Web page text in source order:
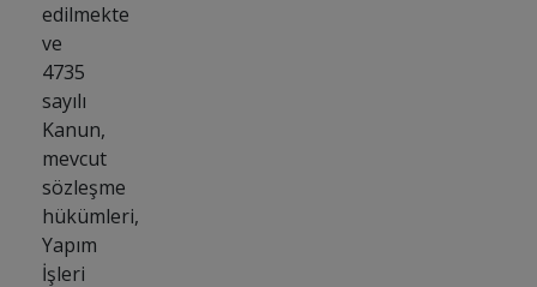
edilmekte
ve
4735
sayılı
Kanun,
mevcut
sözleşme
hükümleri,
Yapım
İşleri